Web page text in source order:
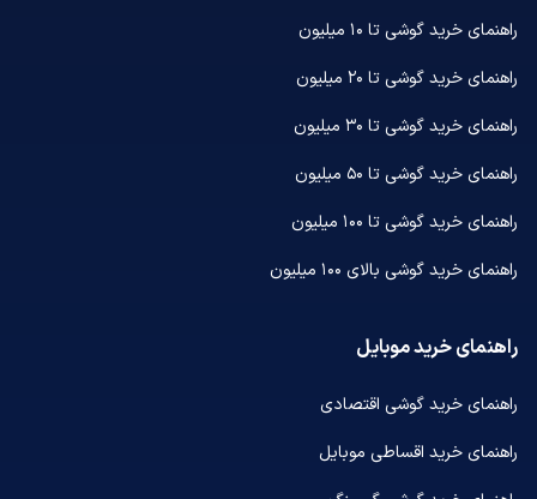
راهنمای خرید گوشی تا ۱۰ میلیون
راهنمای خرید گوشی تا ۲۰ میلیون
راهنمای خرید گوشی تا ۳۰ میلیون
راهنمای خرید گوشی تا ۵۰ میلیون
راهنمای خرید گوشی تا ۱۰۰ میلیون
راهنمای خرید گوشی بالای ۱۰۰ میلیون
راهنمای خرید موبایل
راهنمای خرید گوشی اقتصادی
راهنمای خرید اقساطی موبایل